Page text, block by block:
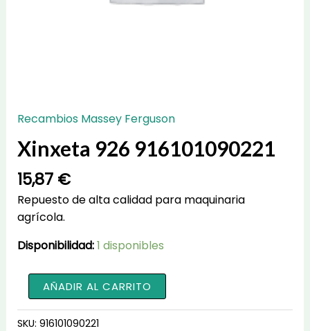
Recambios Massey Ferguson
Xinxeta 926 916101090221
15,87 €
Repuesto de alta calidad para maquinaria
agrícola.
Disponibilidad:1 disponibles
Xinxeta
926
916101090221
AÑADIR AL CARRITO
SKU: 916101090221